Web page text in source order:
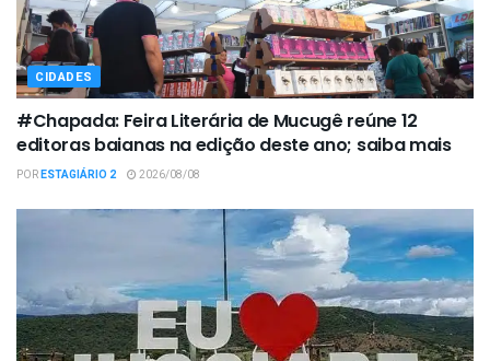
CIDADES
#Chapada: Feira Literária de Mucugê reúne 12
editoras baianas na edição deste ano; saiba mais
PORESTAGIÁRIO 2 2026/08/08